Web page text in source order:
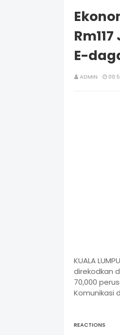
E-
ADMIN
KUALA
direkodkan
70,000
Komunikasi
REACTIONS